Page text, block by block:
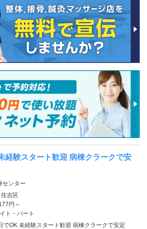
経験スタート歓迎 病棟クラークで安
センター
吉区
円～
ト・パート
でOK 未経験スタート歓迎 病棟クラークで安定